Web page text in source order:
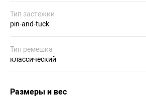
Тип застежки
pin-and-tuck
Тип ремешка
классический
Размеры и вес